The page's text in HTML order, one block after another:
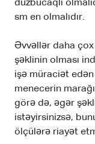
düzbucaqlı
sm en olmalıdır.
Əvvəllər daha
şəklinin olması
işə müraciət
menecerin
görə də, əgər
istəyirsinizsə,
ölçülərə riayət